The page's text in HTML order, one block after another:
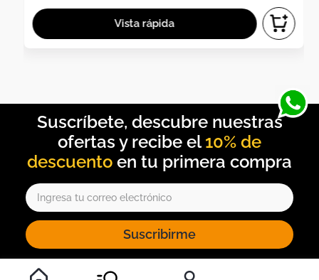
10% de
descuento
Suscribirme
Al inscribirte al newsletter, aceptas nuestros